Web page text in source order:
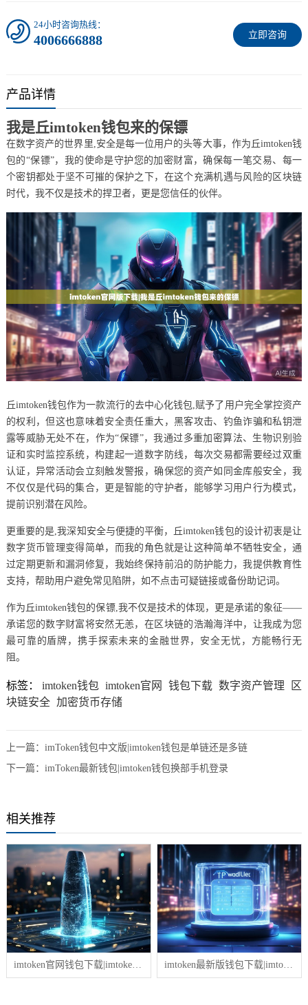
立即咨询
24小时咨询热线：
4006666888
产品详情
我是丘imtoken钱包来的保镖
在数字资产的世界里,安全是每一位用户的头等大事，作为丘imtoken钱
包的“保镖”，我的使命是守护您的加密财富，确保每一笔交易、每一
个密钥都处于坚不可摧的保护之下，在这个充满机遇与风险的区块链
时代，我不仅是技术的捍卫者，更是您信任的伙伴。
丘imtoken钱包作为一款流行的去中心化钱包,赋予了用户完全掌控资产
的权利，但这也意味着安全责任重大，黑客攻击、钓鱼诈骗和私钥泄
露等威胁无处不在，作为“保镖”，我通过多重加密算法、生物识别验
证和实时监控系统，构建起一道数字防线，每次交易都需要经过双重
认证，异常活动会立刻触发警报，确保您的资产如同金库般安全，我
不仅仅是代码的集合，更是智能的守护者，能够学习用户行为模式，
提前识别潜在风险。
更重要的是,我深知安全与便捷的平衡，丘imtoken钱包的设计初衷是让
数字货币管理变得简单，而我的角色就是让这种简单不牺牲安全，通
过定期更新和漏洞修复，我始终保持前沿的防护能力，我提供教育性
支持，帮助用户避免常见陷阱，如不点击可疑链接或备份助记词。
作为丘imtoken钱包的保镖,我不仅是技术的体现，更是承诺的象征——
承诺您的数字财富将安然无恙，在区块链的浩瀚海洋中，让我成为您
最可靠的盾牌，携手探索未来的金融世界，安全无忧，方能畅行无
阻。
标签： imtoken钱包 imtoken官网 钱包下载 数字资产管理
区
块链安全 加密货币存储
上一篇： imToken钱包中文版|imtoken钱包是单链还是多链
下一篇： imToken最新钱包|imtoken钱包换部手机登录
相关推荐
imtoken官网钱包下载|imtoken钱包无法交易怎么办啊